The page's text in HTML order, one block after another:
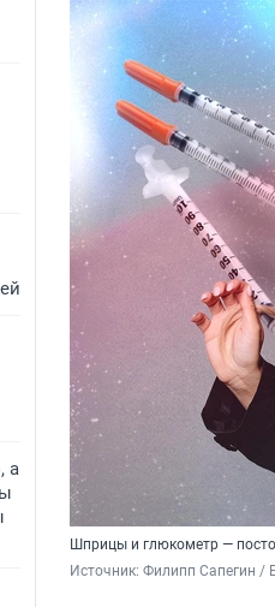
а
Шприцы и глюкометр —
Источник: Филипп Сапегин /